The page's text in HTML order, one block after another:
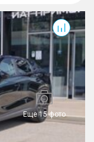
Еще 15 фото